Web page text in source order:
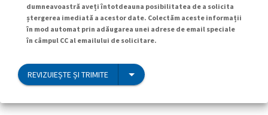
dumneavoastră aveți întotdeauna posibilitatea de a solicita
ștergerea imediată a acestor date. Colectăm aceste informații
în mod automat prin adăugarea unei adrese de email speciale
în câmpul CC al emailului de solicitare.
REVIZUIEȘTE ȘI TRIMITE